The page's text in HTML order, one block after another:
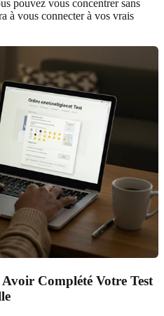
pouvez vous concentrer sans
à vous connecter à vos vrais
Complété Votre Test